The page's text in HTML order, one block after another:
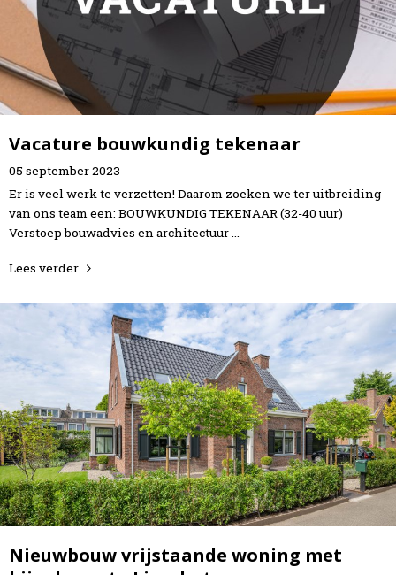
Vacature bouwkundig tekenaar
05 september2023
Er is veel werk te verzetten! Daarom zoeken we ter uitbreiding
van ons team een: BOUWKUNDIG TEKENAAR (32-40 uur)
Verstoep bouwadvies en architectuur …
Lees verder
Nieuwbouw vrijstaande woning met